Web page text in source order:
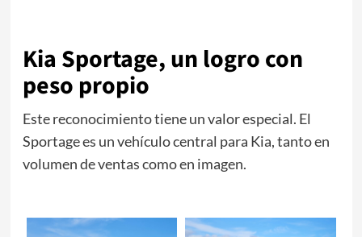
Kia Sportage, un logro con
peso propio
Este reconocimiento tiene un valor especial. El
Sportage es un vehículo central para Kia, tanto en
volumen de ventas como en imagen.